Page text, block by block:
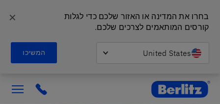
בחרו את המדינה או האזור שלכם כדי לגלות
קורסים המותאמים לצרכים שלכם.
United States המשיכו
✕
Berlitz Israel
to call